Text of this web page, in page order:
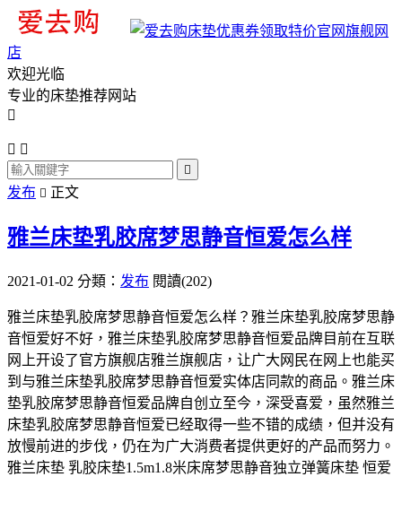
旗舰网
店
欢迎光临
专业的床垫推荐网站

 

发布  正文
雅兰床垫乳胶席梦思静音恒爱怎么样
2021-01-02 分類： 发布 閱讀(202)
雅兰床垫乳胶席梦思静音恒爱怎么样？雅兰床垫乳胶席梦思静
音恒爱好不好，雅兰床垫乳胶席梦思静音恒爱品牌目前在互联
网上开设了官方旗舰店雅兰旗舰店，让广大网民在网上也能买
到与雅兰床垫乳胶席梦思静音恒爱实体店同款的商品。雅兰床
垫乳胶席梦思静音恒爱品牌自创立至今，深受喜爱，虽然雅兰
床垫乳胶席梦思静音恒爱已经取得一些不错的成绩，但并没有
放慢前进的步伐，仍在为广大消费者提供更好的产品而努力。
雅兰床垫 乳胶床垫1.5m1.8米床席梦思静音独立弹簧床垫 恒爱